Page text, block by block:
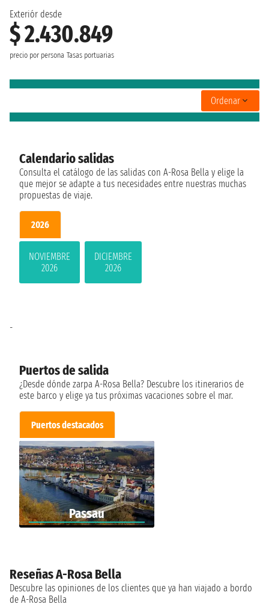
Exteriór desde
$ 2.430.849
precio por persona Tasas portuarias
Ordenar
Calendario salidas
Consulta el catálogo de las salidas con A-Rosa Bella y elige la
que mejor se adapte a tus necesidades entre nuestras muchas
propuestas de viaje.
2026
NOVIEMBRE
2026
DICIEMBRE
2026
Puertos de salida
¿Desde dónde zarpa A-Rosa Bella? Descubre los itinerarios de
este barco y elige ya tus próximas vacaciones sobre el mar.
Puertos destacados
Passau
-
Reseñas A-Rosa Bella
Descubre las opiniones de los clientes que ya han viajado a bordo
de A-Rosa Bella